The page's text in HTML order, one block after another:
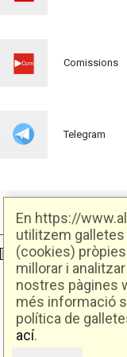
En https://
utilitzem
(cookies)
millorar i
nostres pàgines
més informació
política de
ací.
Comissions
Telegram
Ajuntament
C/.